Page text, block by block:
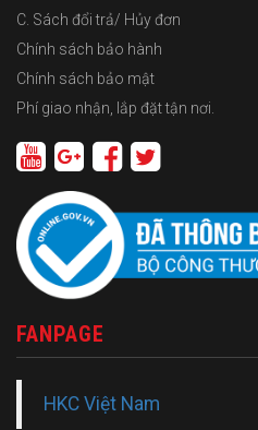
C. Sách đổi trả/ Hủy đơn
Chính sách bảo hành
Chính sách bảo mật
Phí giao nhận, lắp đặt tận nơi.
FANPAGE
HKC Việt Nam